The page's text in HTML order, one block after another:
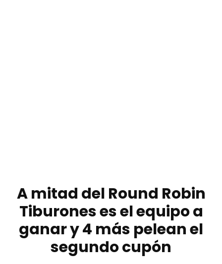
A mitad del Round Robin
Tiburones es el equipo a
ganar y 4 más pelean el
segundo cupón